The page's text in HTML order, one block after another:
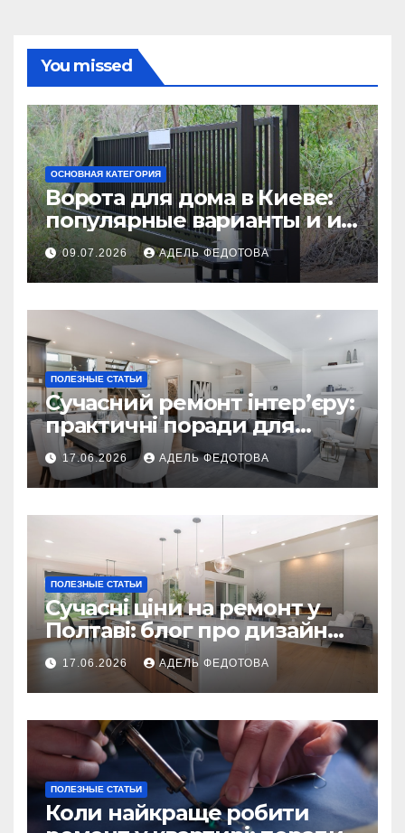
You missed
ОСНОВНАЯ КАТЕГОРИЯ
Ворота для дома в Киеве:
популярные варианты и их
особенности
09.07.2026 АДЕЛЬ ФЕДОТОВА
ПОЛЕЗНЫЕ СТАТЬИ
Сучасний ремонт інтер’єру:
практичні поради для
українських власників
17.06.2026 АДЕЛЬ ФЕДОТОВА
ПОЛЕЗНЫЕ СТАТЬИ
Сучасні ціни на ремонт у
Полтаві: блог про дизайн
інтер\’єру
17.06.2026 АДЕЛЬ ФЕДОТОВА
ПОЛЕЗНЫЕ СТАТЬИ
Коли найкраще робити